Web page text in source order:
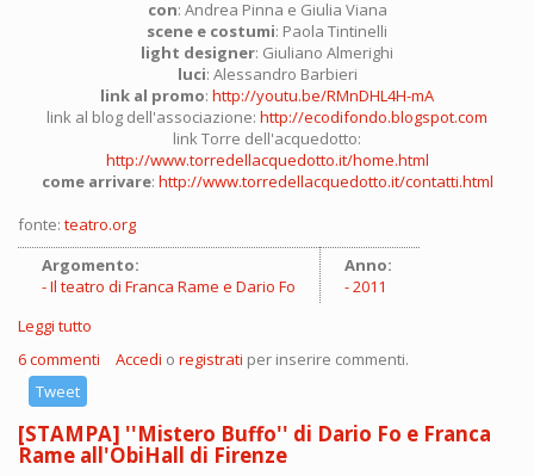
con: Andrea Pinna e Giulia Viana
scene e costumi: Paola Tintinelli
light designer: Giuliano Almerighi
luci: Alessandro Barbieri
link al promo: http://youtu.be/RMnDHL4H-mA
link al blog dell'associazione: http://ecodifondo.blogspot.com
link Torre dell'acquedotto:
http://www.torredellacquedotto.it/home.html
come arrivare: http://www.torredellacquedotto.it/contatti.html
fonte: teatro.org
Argomento:
Il teatro di Franca Rame e Dario Fo
Anno:
2011
Leggi tutto
6 commenti Accedi o registrati per inserire commenti.
Tweet
[STAMPA] ''Mistero Buffo'' di Dario Fo e Franca
Rame all'ObiHall di Firenze